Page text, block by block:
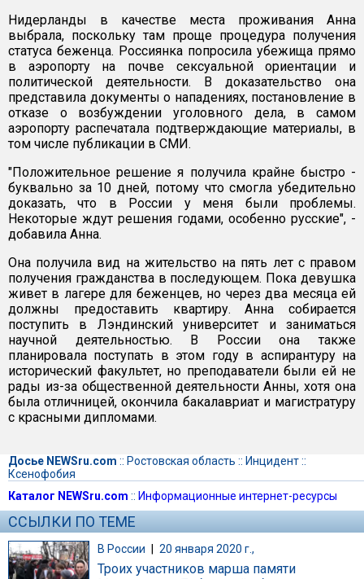
Нидерланды в качестве места проживания Анна
выбрала, поскольку там проще процедура получения
статуса беженца. Россиянка попросила убежища прямо
в аэропорту на почве сексуальной ориентации и
политической деятельности. В доказательство она
представила документы о нападениях, постановление в
отказе о возбуждении уголовного дела, в самом
аэропорту распечатала подтверждающие материалы, в
том числе публикации в СМИ.
"Положительное решение я получила крайне быстро -
буквально за 10 дней, потому что смогла убедительно
доказать, что в России у меня были проблемы.
Некоторые ждут решения годами, особенно русские", -
добавила Анна.
Она получила вид на жительство на пять лет с правом
получения гражданства в последующем. Пока девушка
живет в лагере для беженцев, но через два месяца ей
должны предоставить квартиру. Анна собирается
поступить в Лэндинский университет и заниматься
научной деятельностью. В России она также
планировала поступать в этом году в аспирантуру на
исторический факультет, но преподаватели были ей не
рады из-за общественной деятельности Анны, хотя она
была отличницей, окончила бакалавриат и магистратуру
с красными дипломами.
Досье NEWSru.com :: Ростовская область :: Инцидент::
Ксенофобия
Каталог NEWSru.com :: Информационные интернет-ресурсы
ССЫЛКИ ПО ТЕМЕ
В России | 20 января 2020 г.,
Троих участников марша памяти